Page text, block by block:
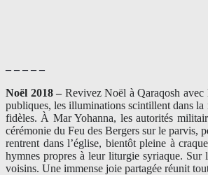
– – – – –
Noël 2018 – Revivez Noël à Qaraqosh avec
publiques, les illuminations scintillent dans
fidèles. À Mar Yohanna, les autorités
cérémonie du Feu des Bergers sur le parvis,
rentrent dans l’église, bientôt pleine à
hymnes propres à leur liturgie syriaque. Sur
voisins. Une immense joie partagée réunit